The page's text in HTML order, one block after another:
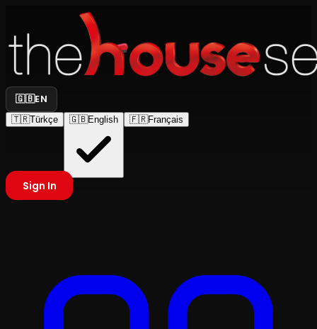
🇬🇧EN
🇹🇷Türkçe 🇬🇧English 🇫🇷Français
Sign In